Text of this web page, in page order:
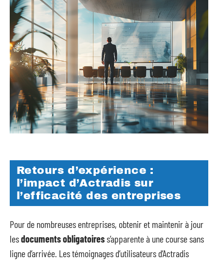
Retours d’expérience :
l’impact d’Actradis sur
l’efficacité des entreprises
Pour de nombreuses entreprises, obtenir et maintenir à jour
lesdocuments obligatoiress’apparente à une course sans
ligne d’arrivée. Les témoignages d’utilisateurs d’Actradis